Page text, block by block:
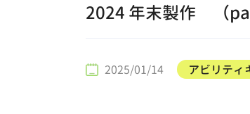
2024 年末製作 （
2025/01/14 アビリティ